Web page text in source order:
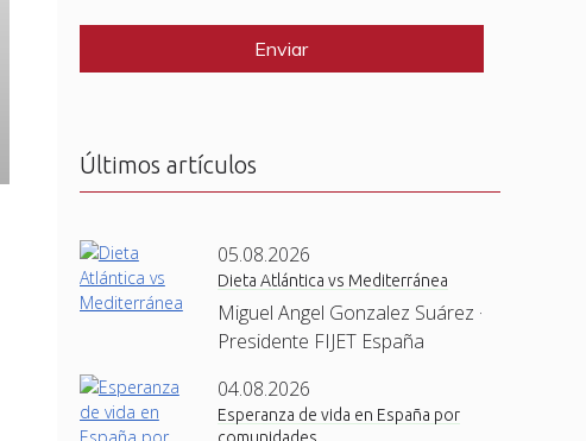
l
Últimos artículos
05.08.2026
Dieta Atlántica vs Mediterránea
Miguel Angel Gonzalez Suárez ·
Presidente FIJET España
04.08.2026
Esperanza de vida en España por
comunidades